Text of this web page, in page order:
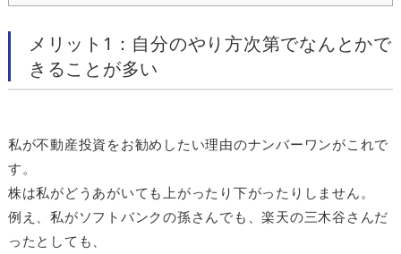
メリット1：自分のやり方次第でなんとかで
きることが多い
私が不動産投資をお勧めしたい理由のナンバーワンがこれで
す。
株は私がどうあがいても上がったり下がったりしません。
例え、私がソフトバンクの孫さんでも、楽天の三木谷さんだ
ったとしても、